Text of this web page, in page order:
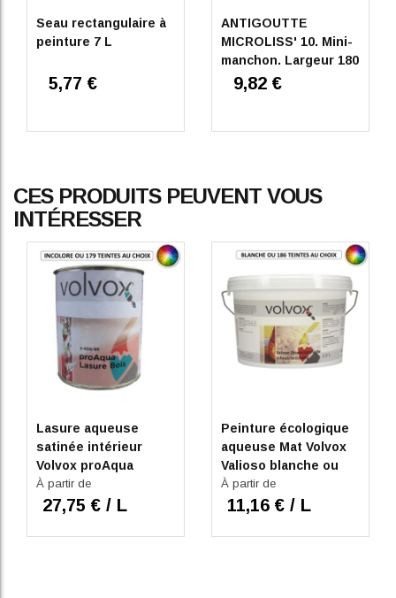
étoiles
étoile
5/ 5
AVIS VÉRIFIÉ
Bien
07/09/2023 , suite à une expérience du22/08/2023 A.A.
UTILE(0) Signaler
Réponse de sainbiose.com
Merci d'avoir partagé votre avis sur cette peinture
Seau rectangulaire à
peinture 7 L
5,77 €
ANTIGOUTTE
MICROLISS' 10. Mini-
manchon. Largeur 180
mm9,82 €
CES PRODUITS PEUVENT VOUS
INTÉRESSER
Lasure aqueuse
satinée intérieur
Volvox proAqua
Incolore ou 179
teintes au choix
À partir de
27,75 € / L
Peinture écologique
aqueuse Mat Volvox
Valioso blanche ou
186 teintes au choix
À partir de
11,16 € / L